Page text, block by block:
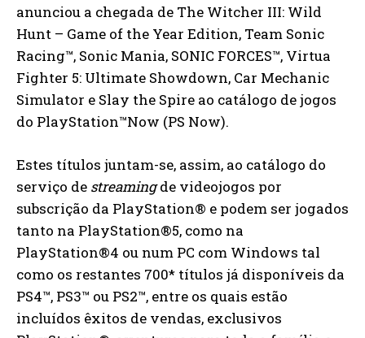
anunciou a chegada de The Witcher III: Wild
Hunt – Game of the Year Edition, Team Sonic
Racing™, Sonic Mania, SONIC FORCES™, Virtua
Fighter 5: Ultimate Showdown, Car Mechanic
Simulator e Slay the Spire ao catálogo de jogos
do PlayStation™Now (PS Now).
Estes títulos juntam-se, assim, ao catálogo do
serviço de streamingde videojogos por
subscrição da PlayStation® e podem ser jogados
tanto na PlayStation®5, como na
PlayStation®4 ou num PC com Windows tal
como os restantes 700* títulos já disponíveis da
PS4™, PS3™ ou PS2™, entre os quais estão
incluídos êxitos de vendas, exclusivos